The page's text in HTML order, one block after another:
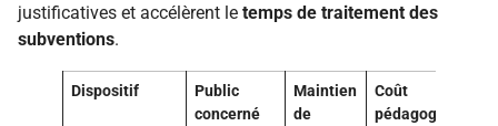
justificatives et accélèrent le temps de traitement des
subventions.
Dispositif
Public
concerné
Maintien
de
Coût
pédagogique